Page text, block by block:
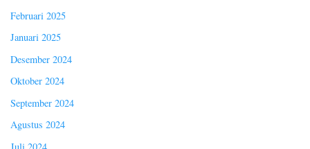
Februari 2025
Januari 2025
Desember 2024
Oktober 2024
September 2024
Agustus 2024